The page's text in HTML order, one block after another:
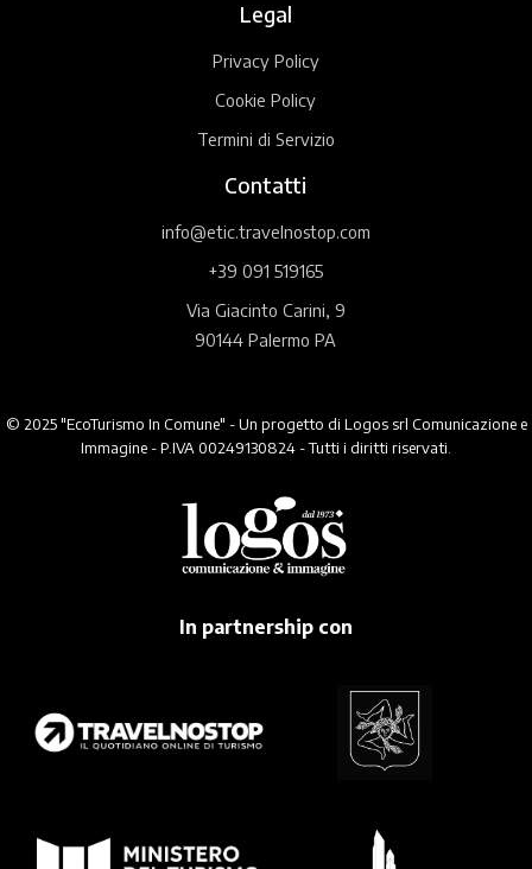
Legal
Privacy Policy
Cookie Policy
Termini di Servizio
Contatti
info@etic.travelnostop.com
+39 091 519165
Via Giacinto Carini, 9
90144 Palermo PA
© 2025 "EcoTurismo In Comune" - Un progetto di Logos srl Comunicazione e
Immagine - P.IVA 00249130824 - Tutti i diritti riservati.
In partnership con